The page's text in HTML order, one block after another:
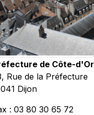
de Côte-d'Or
Rue de la Préfecture
Dijon
: 03 80 30 65 72